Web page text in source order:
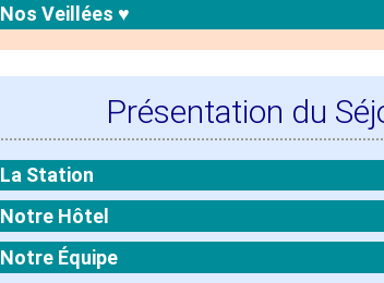
Nos Veillées ♥
Présentation du
La Station
Notre Hôtel
Notre Équipe